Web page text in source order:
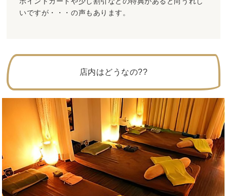
いですが・・・の声もあります。
店内はどうなの??